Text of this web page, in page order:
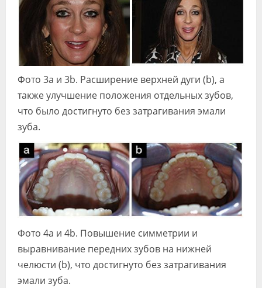
Фото 3а и 3b. Расширение верхней дуги (b), а
также улучшение положения отдельных зубов,
что было достигнуто без затрагивания эмали
зуба.
Фото 4а и 4b. Повышение симметрии и
выравнивание передних зубов на нижней
челюсти (b), что достигнуто без затрагивания
эмали зуба.